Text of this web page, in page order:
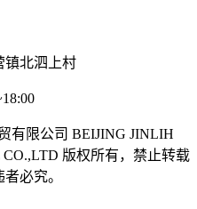
镇北泗上村
有限公司 BEIJING JINLIH
CO.,LTD 版权所有，禁止转载
必究。